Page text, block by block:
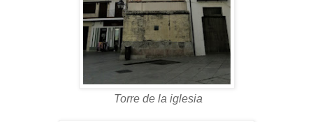
Torre de la iglesia